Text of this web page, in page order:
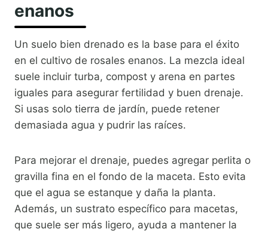
enanos
Un suelo bien drenado es la base para el éxito
en el cultivo de rosales enanos. La mezcla ideal
suele incluir turba, compost y arena en partes
iguales para asegurar fertilidad y buen drenaje.
Si usas solo tierra de jardín, puede retener
demasiada agua y pudrir las raíces.
Para mejorar el drenaje, puedes agregar perlita o
gravilla fina en el fondo de la maceta. Esto evita
que el agua se estanque y daña la planta.
Además, un sustrato específico para macetas,
que suele ser más ligero, ayuda a mantener la